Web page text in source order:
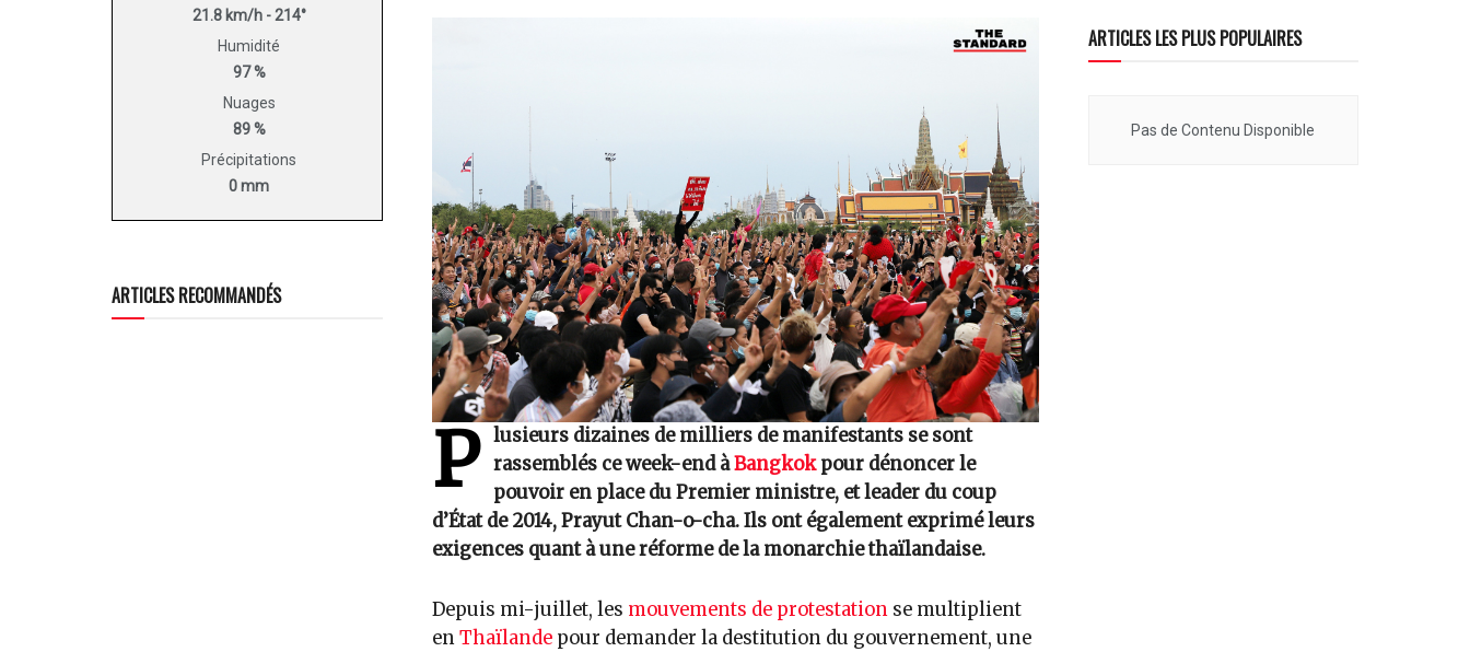
P
lusieurs dizaines de milliers de manifestants se sont
rassemblés ce week-end àBangkokpour dénoncer le
pouvoir en place du Premier ministre, et leader du coup
d’État de 2014, Prayut Chan-o-cha. Ils ont également exprimé leurs
exigences quant à une réforme de la monarchie thaïlandaise.
Depuis mi-juillet, les mouvements de protestationse multiplient
enThaïlandepour demander la destitution du gouvernement, une
21.8 km/h - 214°
Humidité
97 %
Nuages
89 %
Précipitations
0 mm
ARTICLES RECOMMANDÉS
ARTICLES LES PLUS POPULAIRES
Pas de Contenu Disponible